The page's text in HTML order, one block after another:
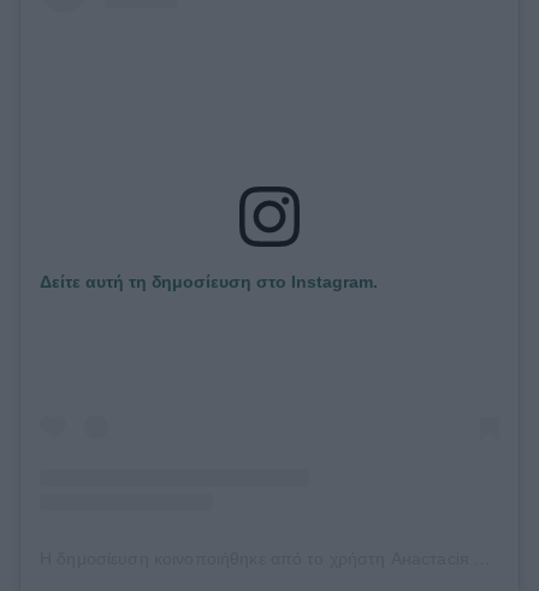
Δείτε αυτή τη δημοσίευση στο Instagram.